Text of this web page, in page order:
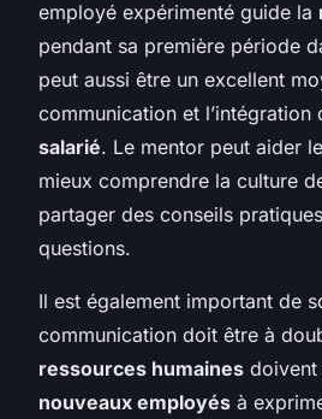
employé expérimenté guide la
pendant sa première période
peut aussi être un excellent
communication et l’intégration
salarié. Le mentor peut aider le
mieux comprendre la culture
partager des conseils
questions.
Il est également important de
communication doit être à
ressources humaines doivent
nouveaux employés à